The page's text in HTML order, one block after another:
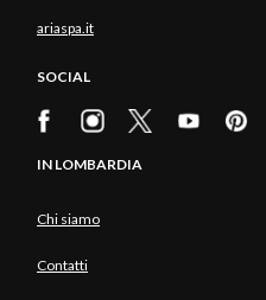
ariaspa.it
SOCIAL
IN LOMBARDIA
Chi siamo
Contatti